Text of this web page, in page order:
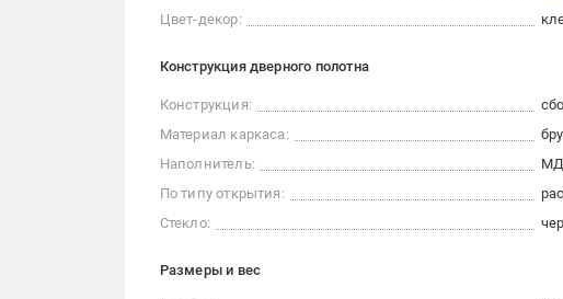
Цвет-декор:
Конструкция дверного полотна
Конструкция:
Материал каркаса:
Наполнитель:
По типу открытия:
Стекло:
Размеры и вес